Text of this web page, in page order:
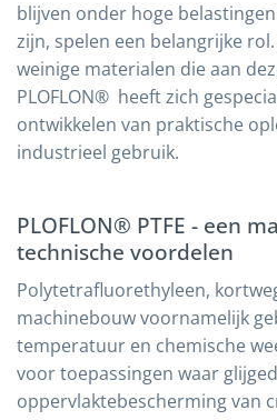
blijven onder hoge
zijn, spelen een belangrijke rol.
weinige materialen die aan
PLOFLON® heeft zich
ontwikkelen van praktische
industrieel gebruik.
PLOFLON® PTFE - een
technische voordelen
Polytetrafluorethyleen,
machinebouw voornamelijk
temperatuur en chemische
voor toepassingen waar
oppervlaktebescherming van